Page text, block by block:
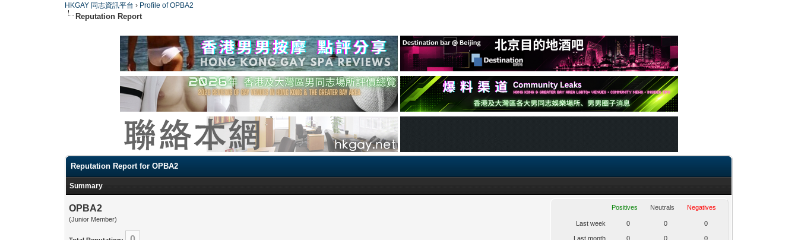
HKGAY 同志資訊平台 › Profile of OPBA2
Reputation Report
Reputation Report for OPBA2
Summary
OPBA2
(Junior Member)
Positives Neutrals Negatives
Last week 0 0 0
Last month 0 0 0